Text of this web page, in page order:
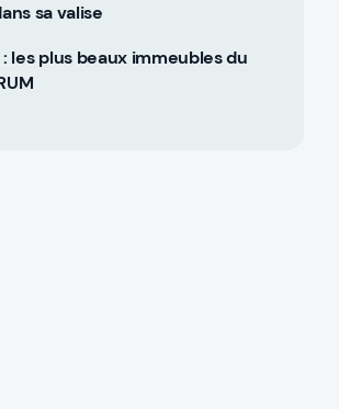
sa valise
les plus beaux immeubles du